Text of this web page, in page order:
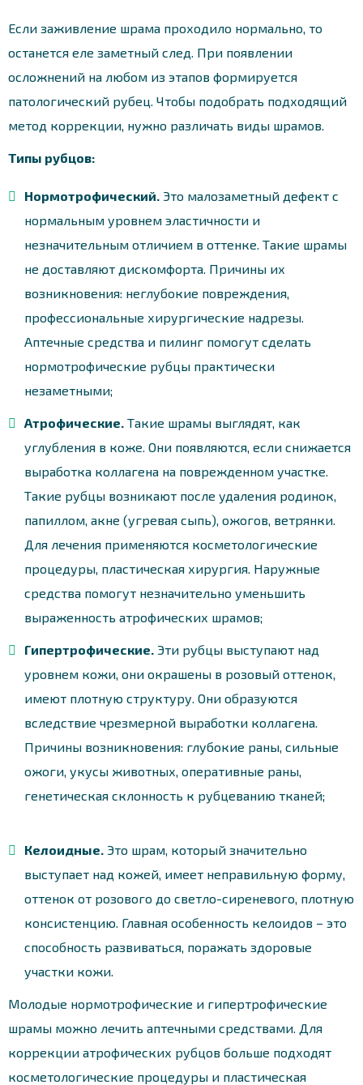
Если заживление шрама проходило нормально, то
останется еле заметный след. При появлении
осложнений на любом из этапов формируется
патологический рубец. Чтобы подобрать подходящий
метод коррекции, нужно различать виды шрамов.
Типы рубцов:
Нормотрофический. Это малозаметный дефект с
нормальным уровнем эластичности и
незначительным отличием в оттенке. Такие шрамы
не доставляют дискомфорта. Причины их
возникновения: неглубокие повреждения,
профессиональные хирургические надрезы.
Аптечные средства и пилинг помогут сделать
нормотрофические рубцы практически
незаметными;
Атрофические. Такие шрамы выглядят, как
углубления в коже. Они появляются, если снижается
выработка коллагена на поврежденном участке.
Такие рубцы возникают после удаления родинок,
папиллом, акне (угревая сыпь), ожогов, ветрянки.
Для лечения применяются косметологические
процедуры, пластическая хирургия. Наружные
средства помогут незначительно уменьшить
выраженность атрофических шрамов;
Гипертрофические. Эти рубцы выступают над
уровнем кожи, они окрашены в розовый оттенок,
имеют плотную структуру. Они образуются
вследствие чрезмерной выработки коллагена.
Причины возникновения: глубокие раны, сильные
ожоги, укусы животных, оперативные раны,
генетическая склонность к рубцеванию тканей;
Келоидные. Это шрам, который значительно
выступает над кожей, имеет неправильную форму,
оттенок от розового до светло-сиреневого, плотную
консистенцию. Главная особенность келоидов – это
способность развиваться, поражать здоровые
участки кожи.
Молодые нормотрофические и гипертрофические
шрамы можно лечить аптечными средствами. Для
коррекции атрофических рубцов больше подходят
косметологические процедуры и пластическая